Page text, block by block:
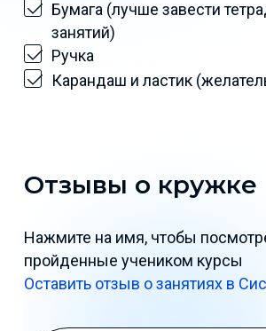
Бумага (лучше завести
занятий)
Ручка
Карандаш и ластик
Отзывы о кружке
Нажмите на имя, чтобы
пройденные учеником курсы
Оставить отзыв о занятиях в